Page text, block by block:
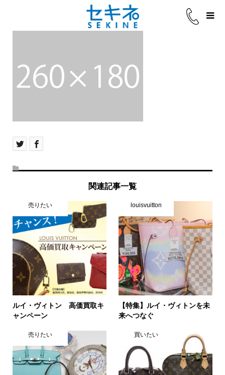
関連記事一覧
売りたい
ルイ・ヴィトン 高価買取キ
ャンペーン
louisvuitton
【特集】ルイ・ヴィトンを未
来へつなぐ
売りたい 買いたい